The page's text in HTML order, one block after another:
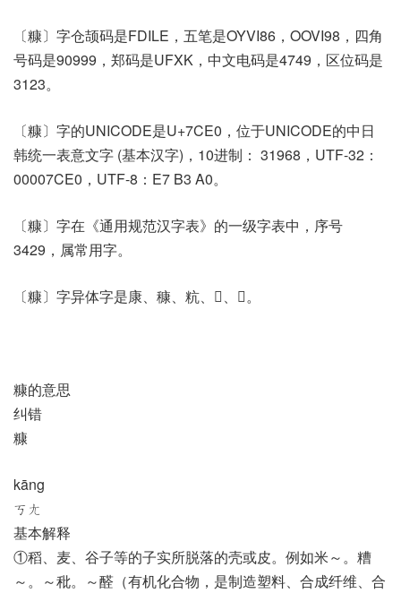
〔糠〕字仓颉码是FDILE，五笔是OYVI86，OOVI98，四角
号码是90999，郑码是UFXK，中文电码是4749，区位码是
3123。
〔糠〕字的UNICODE是U+7CE0，位于UNICODE的中日
韩统一表意文字 (基本汉字)，10进制： 31968，UTF-32：
00007CE0，UTF-8：E7 B3 A0。
〔糠〕字在《通用规范汉字表》的一级字表中，序号
3429，属常用字。
〔糠〕字异体字是康、穅、粇、𢊪、𥹺。
糠的意思
纠错
糠
kāng
ㄎㄤ
基本解释
①稻、麦、谷子等的子实所脱落的壳或皮。例如米～。糟
～。～秕。～醛（有机化合物，是制造塑料、合成纤维、合